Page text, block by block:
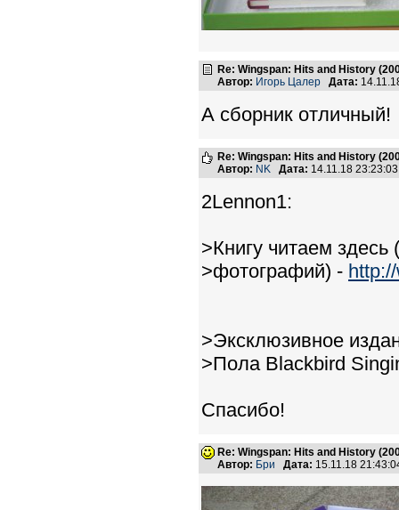
Re: Wingspan: Hits and History
Автор: Игорь Цалер Дата:
А сборник отличный!
Re: Wingspan: Hits and History
Автор: NK Дата: 14.11.18
2Lennon1:
>Книгу читаем здесь
>фотографий) -
>Эксклюзивное
>Пола Blackbird
Спасибо!
Re: Wingspan: Hits and History
Автор: Бри Дата: 15.11.18